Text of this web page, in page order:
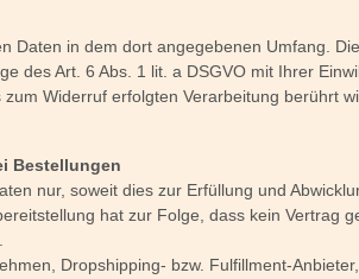
in dem dort angegebenen Umfang.
des Art. 6 Abs. 1 lit. a DSGVO mit Ihrer
Widerruf erfolgten Verarbeitung berührt
Bestellungen
nur, soweit dies zur Erfüllung und
hat zur Folge, dass kein Vertrag
Dropshipping- bzw. Fulfillment-